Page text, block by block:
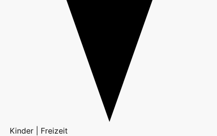
Kinder | Freizeit